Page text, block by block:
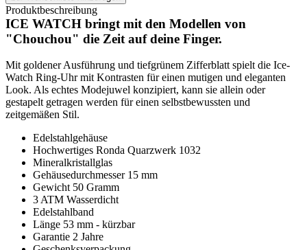
Produktbeschreibung
ICE WATCH bringt mit den Modellen von
"Chouchou" die Zeit auf deine Finger.
Mit goldener Ausführung und tiefgrünem Zifferblatt spielt die Ice-
Watch Ring-Uhr mit Kontrasten für einen mutigen und eleganten
Look. Als echtes Modejuwel konzipiert, kann sie allein oder
gestapelt getragen werden für einen selbstbewussten und
zeitgemäßen Stil.
Edelstahlgehäuse
Hochwertiges Ronda Quarzwerk 1032
Mineralkristallglas
Gehäusedurchmesser 15 mm
Gewicht 50 Gramm
3 ATM Wasserdicht
Edelstahlband
Länge 53 mm - kürzbar
Garantie 2 Jahre